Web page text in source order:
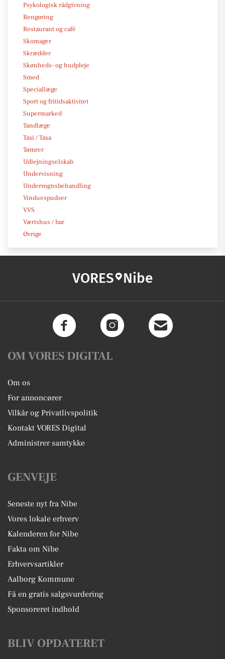
Psykologisk rådgivning
Rengøring
Restaurant og café
Skomager
Skrædder
Skønheds- og hudpleje
Smed
Speciallæge
Sport og fritidsaktivitet
Supermarked
Tandlæge
Taxi / Taxa
Tømrer
Udlejningselskab
Undervisning
Undervognsbehandling
Vinduespudser
VVS
Værtshus / bar
Øvrige
VORES Nibe
OM VORES DIGITAL
Om os
For annoncører
Vilkår og Privatlivspolitik
Kontakt VORES Digital
Administrer samtykke
GENVEJE
Seneste nyt fra Nibe
Vores lokale erhverv
Kalenderen for Nibe
Fakta om Nibe
Erhvervsartikler
Aalborg Kommune
Få en gratis salgsvurdering
Sponsoreret indhold
BLIV OPDATERET